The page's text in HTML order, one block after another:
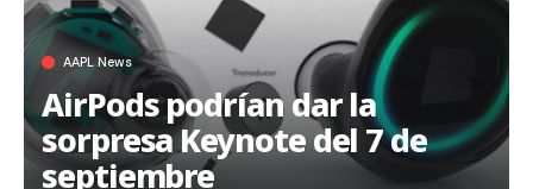
AAPL News
AirPods podrían dar la
sorpresa Keynote del 7 de
septiembre